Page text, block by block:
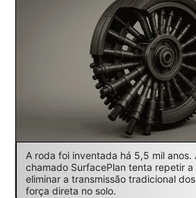
A roda foi inventada há 5,5 mil anos.
chamado SurfacePlan tenta repetir a
eliminar a transmissão tradicional
força direta no solo.